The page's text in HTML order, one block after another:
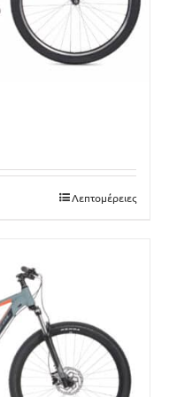
Λεπτομέρειες